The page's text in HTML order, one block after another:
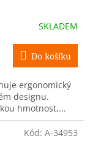
SKLADEM
Do košíku
ergonomický
designu.
hmotnost,...
Kód: A-34953